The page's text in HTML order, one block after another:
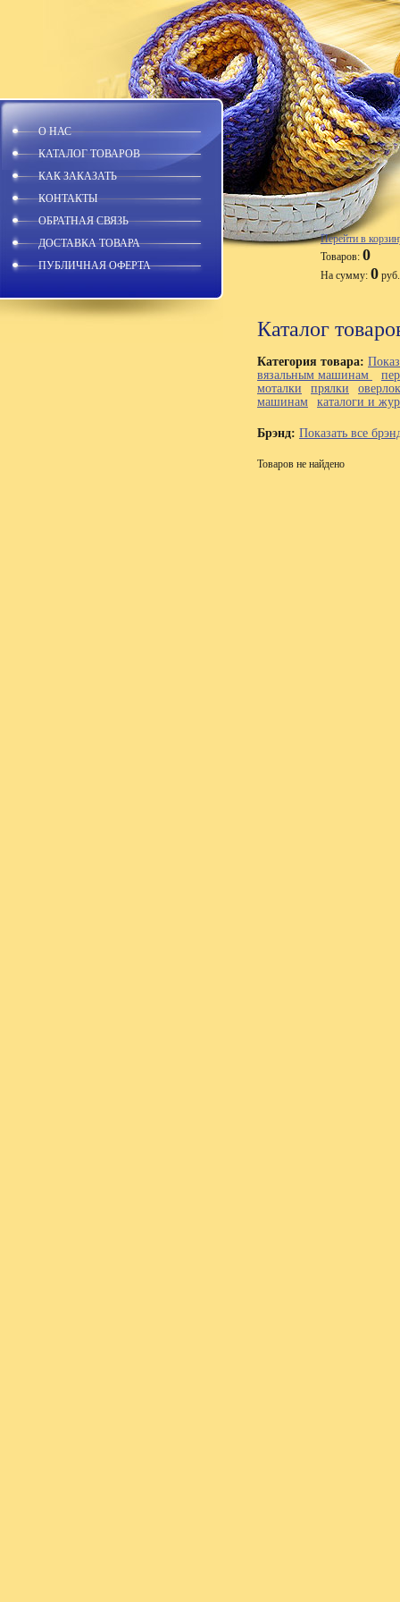
О НАС
КАТАЛОГ ТОВАРОВ
КАК ЗАКАЗАТЬ
КОНТАКТЫ
ОБРАТНАЯ СВЯЗЬ
ДОСТАВКА ТОВАРА
ПУБЛИЧНАЯ ОФЕРТА
Перейти в
Товаров: 0
На сумму: 0 руб.
Каталог
Категория товара:
вязальным машинам
моталки
прялки
машинам
каталоги и
Брэнд: Показать все
Товаров не найдено